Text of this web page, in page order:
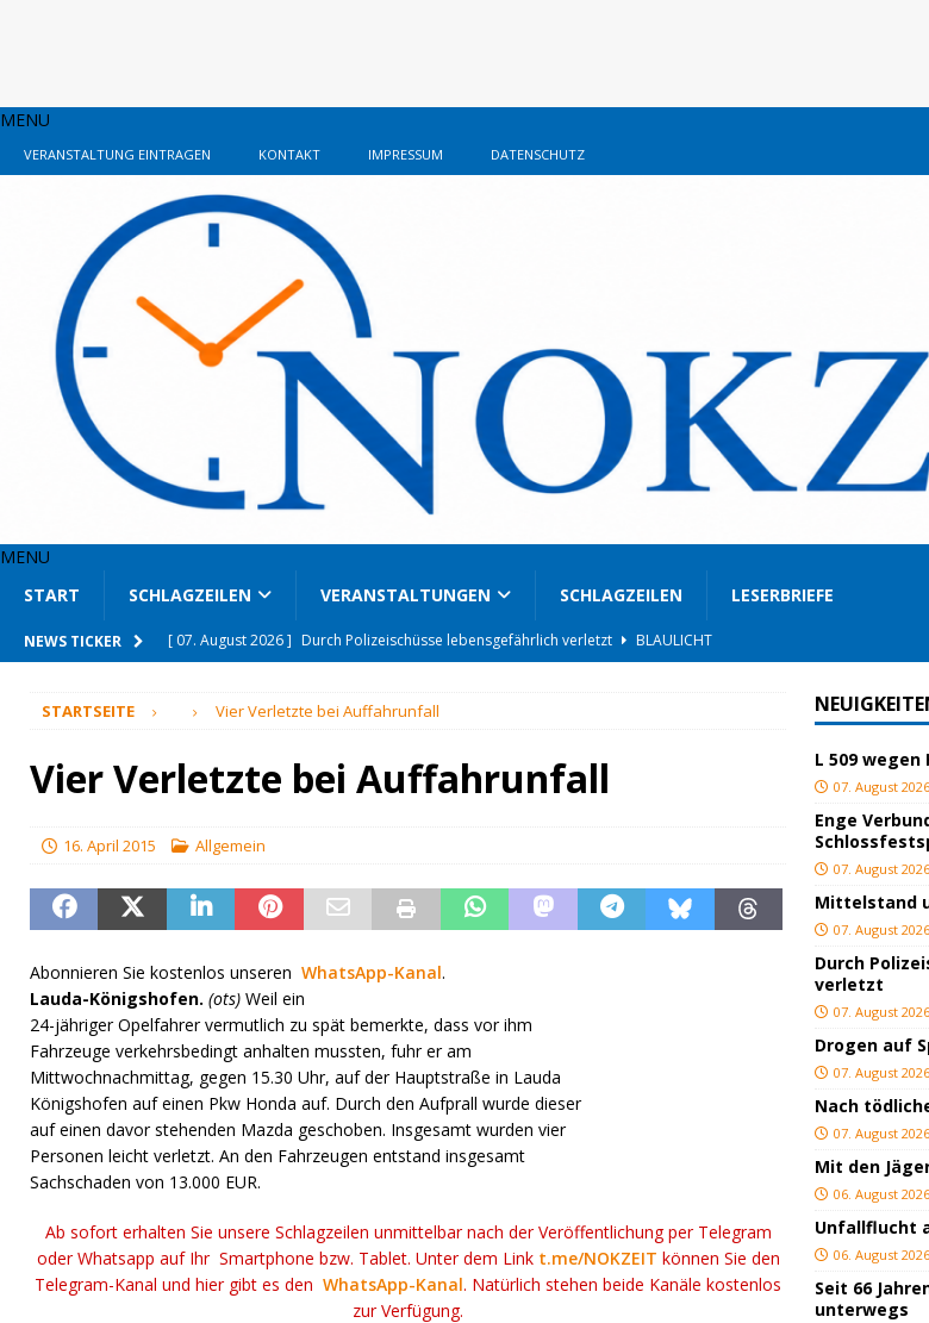
MENU
VERANSTALTUNG EINTRAGEN KONTAKT IMPRESSUM DATENSCHUTZ
MENU
START
SCHLAGZEILEN VERANSTALTUNGEN SCHLAGZEILEN LESERBRIEFE
NEWS TICKER [ 07. August 2026 ] Durch Polizeischüsse lebensgefährlich verletzt
BLAULICHT
[ 07. August 2026 ] Nach tödlichem Unfall Fahrerin attackiert
[ 06. August 2026 ]
Mit den Jägern im Revier unterwegs
JUGEND/BILDUNG
[ 06. August 2026 ]
[ 07. August 2026 ]
L 509 wegen Hitze gesperrt
SONSTIGES
[ 07. August 2026 ]
Enge Verbundenheit mit den Schlossfestspielen
[ 07. August 2026 ] Mittelstand und Start-ups vernetzt
STARTSEITE Vier Verletzte bei Auffahrunfall
Vier Verletzte bei Auffahrunfall
16. April 2015 Allgemein
Abonnieren Sie kostenlos unseren WhatsApp-Kanal.
Lauda-Königshofen. (ots) Weil ein
24-jähriger Opelfahrer vermutlich zu spät bemerkte, dass vor ihm
Fahrzeuge verkehrsbedingt anhalten mussten, fuhr er am
Mittwochnachmittag, gegen 15.30 Uhr, auf der Hauptstraße in Lauda
Königshofen auf einen Pkw Honda auf. Durch den Aufprall wurde dieser
auf einen davor stehenden Mazda geschoben. Insgesamt wurden vier
Personen leicht verletzt. An den Fahrzeugen entstand insgesamt
Sachschaden von 13.000 EUR.
Ab sofort erhalten Sie unsere Schlagzeilen unmittelbar nach der Veröffentlichung per Telegram
oder Whatsapp auf Ihr Smartphone bzw. Tablet. Unter dem Link t.me/NOKZEIT können Sie den
Telegram-Kanal und hier gibt es denWhatsApp-Kanal. Natürlich stehen beide Kanäle kostenlos
zur Verfügung.
L 509
07. August 2026
Enge
07. August 2026
Mittelstand
07. August 2026
Durch
verletzt
07. August 2026
Drogen auf
07. August 2026
Nach
07. August 2026
Mit den
06. August 2026
Unfallflucht
06. August 2026
Seit 66
unterwegs